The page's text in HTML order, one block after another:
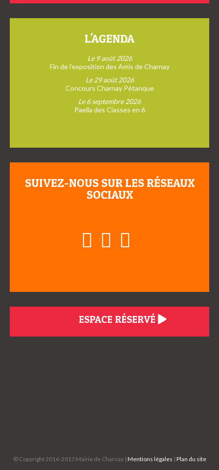
L'AGENDA
Le 9 août 2026
Fin de l’exposition des Amis de Charnay
Le 29 août 2026
Concours Charnay Pétanque
Le 6 septembre 2026
Paella des Classes en 6
SUIVEZ-NOUS SUR LES RÉSEAUX
SOCIAUX
ESPACE RÉSERVÉ
© Copyright 2016-2017 Mairie de Charnay | Mentions légales | Plan du site